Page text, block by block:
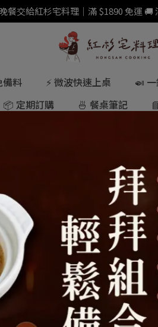
餐交給紅杉宅料理｜滿 $1890 免運 🚚
備料 ⚡ 微波快速上桌 🍛
📦 定期訂購
🍜 餐桌筆記